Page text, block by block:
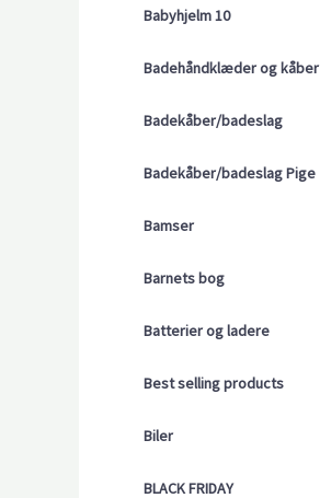
Babyhjelm 10
Badehåndklæder og kåber
Badekåber/badeslag
Badekåber/badeslag Pige
Bamser
Barnets bog
Batterier og ladere
Best selling products
Biler
BLACK FRIDAY